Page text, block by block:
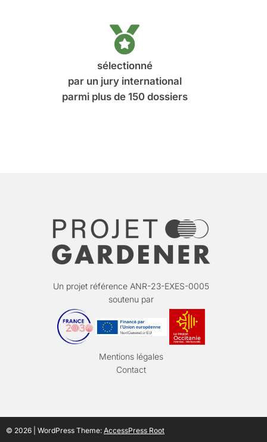
sélectionné
par un jury international
parmi plus de 150 dossiers
Un projet référence ANR-23-EXES-0005
soutenu par
Mentions légales
Contact
© 2026 | WordPress Theme: AccessPress Root